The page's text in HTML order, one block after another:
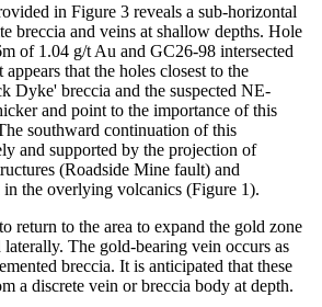
in Figure 3 reveals a sub-horizontal
breccia and veins at shallow depths. Hole
of 1.04 g/t Au and GC26-98 intersected
that the holes closest to the
Dyke' breccia and the suspected NE-
and point to the importance of this
southward continuation of this
and supported by the projection of
(Roadside Mine fault) and
the overlying volcanics (Figure 1).
return to the area to expand the gold zone
The gold-bearing vein occurs as
breccia. It is anticipated that these
a discrete vein or breccia body at depth.